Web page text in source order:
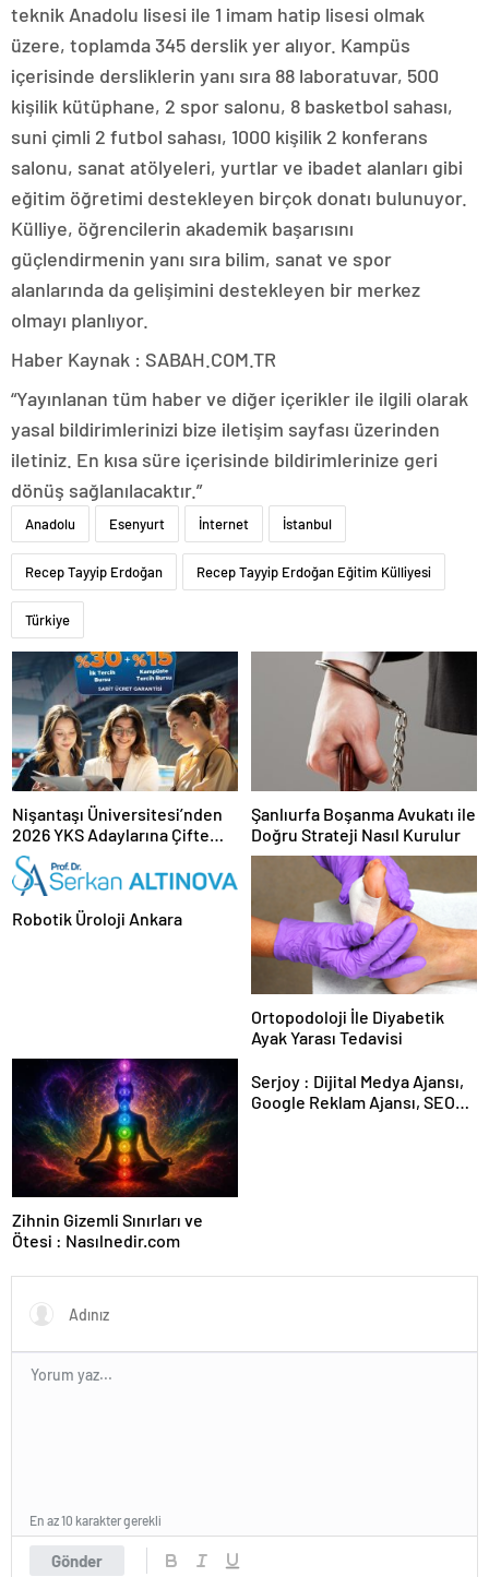
teknik Anadolu lisesi ile 1 imam hatip lisesi olmak
üzere, toplamda 345 derslik yer alıyor. Kampüs
içerisinde dersliklerin yanı sıra 88 laboratuvar, 500
kişilik kütüphane, 2 spor salonu, 8 basketbol sahası,
suni çimli 2 futbol sahası, 1000 kişilik 2 konferans
salonu, sanat atölyeleri, yurtlar ve ibadet alanları gibi
eğitim öğretimi destekleyen birçok donatı bulunuyor.
Külliye, öğrencilerin akademik başarısını
güçlendirmenin yanı sıra bilim, sanat ve spor
alanlarında da gelişimini destekleyen bir merkez
olmayı planlıyor.
Haber Kaynak : SABAH.COM.TR
“Yayınlanan tüm haber ve diğer içerikler ile ilgili olarak
yasal bildirimlerinizi bize iletişim sayfası üzerinden
iletiniz. En kısa süre içerisinde bildirimlerinize geri
dönüş sağlanılacaktır.”
Anadolu Esenyurt İnternet İstanbul
Recep Tayyip Erdoğan Recep Tayyip Erdoğan Eğitim Külliyesi
Türkiye
Nişantaşı Üniversitesi’nden
2026 YKS Adaylarına Çifte
Güvence: Sabit Ücret ve
Kesintisiz Burs
Şanlıurfa Boşanma Avukatı ile
Doğru Strateji Nasıl Kurulur
Robotik Üroloji Ankara
Ortopodoloji İle Diyabetik
Ayak Yarası Tedavisi
Zihnin Gizemli Sınırları ve
Ötesi : Nasılnedir.com
Serjoy : Dijital Medya Ajansı,
Google Reklam Ajansı, SEO
Gönder
En az 10 karakter gerekli